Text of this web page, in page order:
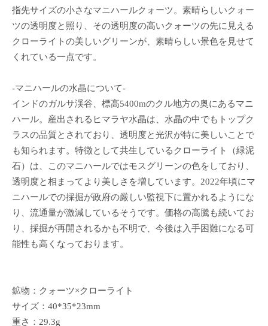
指先サイズの小さなマニハールクォーツ。素晴らしいクォー
ツの透明度と照り、その透明度の高いクォーツの先に見える
クローライトの美しいグリーンが、素晴らしい景色を見せて
くれている一点です。
-マニハールの水晶について-
インドのガルサ渓谷、標高5400mのクル地方の奥にあるマニ
ハール。産出されるヒマラヤ水晶は、水晶の中でもトップク
ラスの品質とされており、透明度と光沢が特に美しいことで
も知られます。特徴として共生しているクローライト（緑泥
石）は、このマニハールではモスグリーンの色をしており、
透明度と相まってより美しさを増しています。2022年頃にマ
ニハールでの採掘が政府の厳しい監視下に置かれるようにな
り、流通量が激減しているそうです。価格の高騰も続いてお
り、採掘が再開されるかも不明で、今後は入手困難になる可
能性も高くなっております。
鉱物：クォーツ×クローライト
サイズ：40*35*23mm
重さ：29.3g